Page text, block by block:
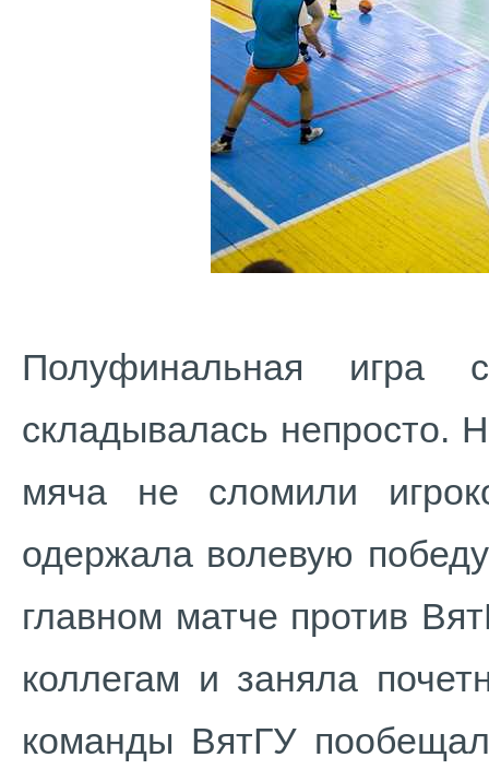
Полуфинальная игра
складывалась непросто.
мяча не сломили
одержала волевую
главном матче против
коллегам и заняла
команды ВятГУ